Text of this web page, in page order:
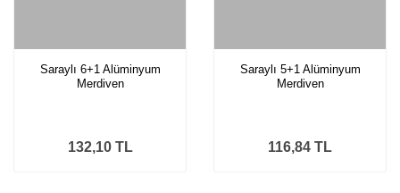
Saraylı 6+1 Alüminyum
Merdiven
132,10 TL
Saraylı 5+1 Alüminyum
Merdiven
116,84 TL